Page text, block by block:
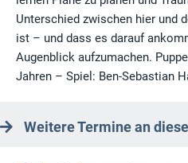
Unterschied zwischen hier und
ist – und dass es darauf
Augenblick aufzumachen.
Jahren – Spiel: Ben-Sebastian
Weitere Termine an